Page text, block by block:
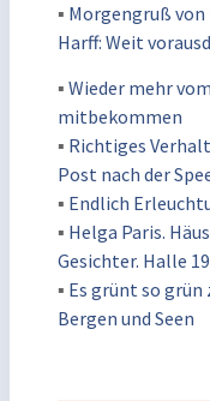
▪ Morgengruß
Harff: Weit
▪ Wieder mehr
mitbekommen
▪ Richtiges
Post nach der
▪ Endlich
▪ Helga Paris.
Gesichter. Halle
▪ Es grünt so grün
Bergen und Seen